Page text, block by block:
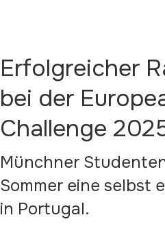
Erfolgreicher
bei der
Challenge
Münchner
Sommer eine selbst
in Portugal.